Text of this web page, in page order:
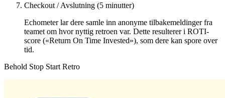
Checkout / Avslutning (5 minutter)
Echometer lar dere samle inn anonyme tilbakemeldinger fra
teamet om hvor nyttig retroen var. Dette resulterer i ROTI-
score («Return On Time Invested»), som dere kan spore over
tid.
Behold Stop Start Retro